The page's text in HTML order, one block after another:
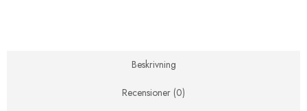
Beskrivning
Recensioner (0)